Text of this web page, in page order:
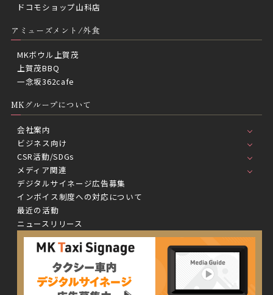
ドコモショップ山科店
アミューズメント/外食
MKボウル上賀茂
上賀茂BBQ
一念坂362cafe
MKグループについて
会社案内
ビジネス向け
CSR活動/SDGs
メディア関連
デジタルサイネージ広告募集
インボイス制度への対応について
最近の活動
ニュースリリース